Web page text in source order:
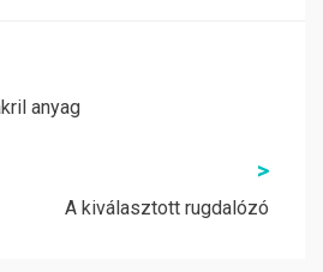
anyag
>
A kiválasztott rugdalózó